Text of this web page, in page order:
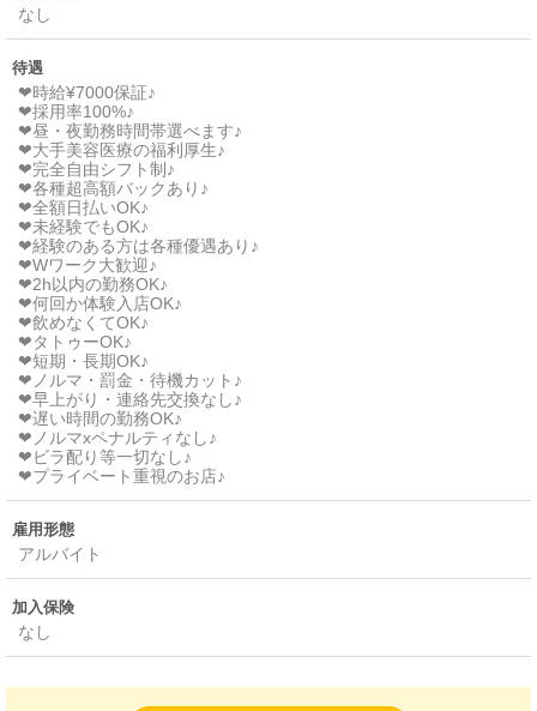
なし
待遇
❤時給¥7000保証♪
❤採用率100%♪
❤昼・夜勤務時間帯選べます♪
❤大手美容医療の福利厚生♪
❤完全自由シフト制♪
❤各種超高額バックあり♪
❤全額日払いOK♪
❤未経験でもOK♪
❤経験のある方は各種優遇あり♪
❤Wワーク大歓迎♪
❤2h以内の勤務OK♪
❤何回か体験入店OK♪
❤飲めなくてOK♪
❤タトゥーOK♪
❤短期・長期OK♪
❤ノルマ・罰金・待機カット♪
❤早上がり・連絡先交換なし♪
❤遅い時間の勤務OK♪
❤ノルマxペナルティなし♪
❤ビラ配り等一切なし♪
❤プライベート重視のお店♪
雇用形態
アルバイト
加入保険
なし